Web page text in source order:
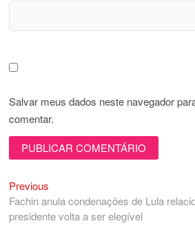
Salvar meus dados neste navegador
comentar.
Navegação
de
Previous
post:
Fachin anula condenações de Lula
presidente volta a ser elegível